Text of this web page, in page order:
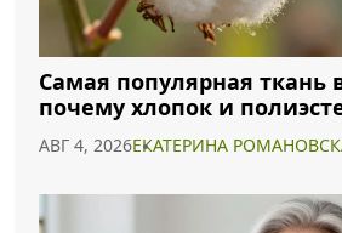
Самая популярная ткань
почему хлопок и
АВГ 4, 2026ЕКАТЕРИНА